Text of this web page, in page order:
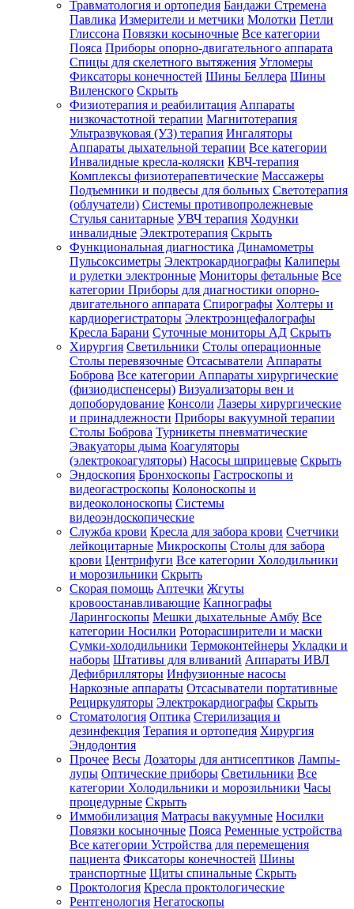
Травматология и ортопедия Бандажи Стремена
Павлика Измерители и метчики Молотки Петли
Глиссона Повязки косыночные Все категории
Пояса Приборы опорно-двигательного аппарата
Спицы для скелетного вытяжения Угломеры
Фиксаторы конечностей Шины Беллера Шины
Виленского Скрыть
Физиотерапия и реабилитация Аппараты
низкочастотной терапии Магнитотерапия
Ультразвуковая (УЗ) терапия Ингаляторы
Аппараты дыхательной терапии Все категории
Инвалидные кресла-коляски КВЧ-терапия
Комплексы физиотерапевтические Массажеры
Подъемники и подвесы для больных Светотерапия
(облучатели) Системы противопролежневые
Стулья санитарные УВЧ терапия Ходунки
инвалидные Электротерапия Скрыть
Функциональная диагностика Динамометры
Пульсоксиметры Электрокардиографы Калиперы
и рулетки электронные Мониторы фетальные Все
категории Приборы для диагностики опорно-
двигательного аппарата Спирографы Холтеры и
кардиорегистраторы Электроэнцефалографы
Кресла Барани Суточные мониторы АД Скрыть
Хирургия Светильники Столы операционные
Столы перевязочные Отсасыватели Аппараты
Боброва Все категории Аппараты хирургические
(физиодиспенсеры) Визуализаторы вен и
допоборудование Консоли Лазеры хирургические
и принадлежности Приборы вакуумной терапии
Столы Боброва Турникеты пневматические
Эвакуаторы дыма Коагуляторы
(электрокоагуляторы) Насосы шприцевые Скрыть
Эндоскопия Бронхоскопы Гастроскопы и
видеогастроскопы Колоноскопы и
видеоколоноскопы Системы
видеоэндоскопические
Служба крови Кресла для забора крови Счетчики
лейкоцитарные Микроскопы Столы для забора
крови Центрифуги Все категории Холодильники
и морозильники Скрыть
Скорая помощь Аптечки Жгуты
кровоостанавливающие Капнографы
Ларингоскопы Мешки дыхательные Амбу Все
категории Носилки Роторасширители и маски
Сумки-холодильники Термоконтейнеры Укладки и
наборы Штативы для вливаний Аппараты ИВЛ
Дефибрилляторы Инфузионные насосы
Наркозные аппараты Отсасыватели портативные
Рециркуляторы Электрокардиографы Скрыть
Стоматология Оптика Стерилизация и
дезинфекция Терапия и ортопедия Хирургия
Эндодонтия
Прочее Весы Дозаторы для антисептиков Лампы-
лупы Оптические приборы Светильники Все
категории Холодильники и морозильники Часы
процедурные Скрыть
Иммобилизация Матрасы вакуумные Носилки
Повязки косыночные Пояса Ременные устройства
Все категории Устройства для перемещения
пациента Фиксаторы конечностей Шины
транспортные Щиты спинальные Скрыть
Проктология Кресла проктологические
Рентгенология Негатоскопы